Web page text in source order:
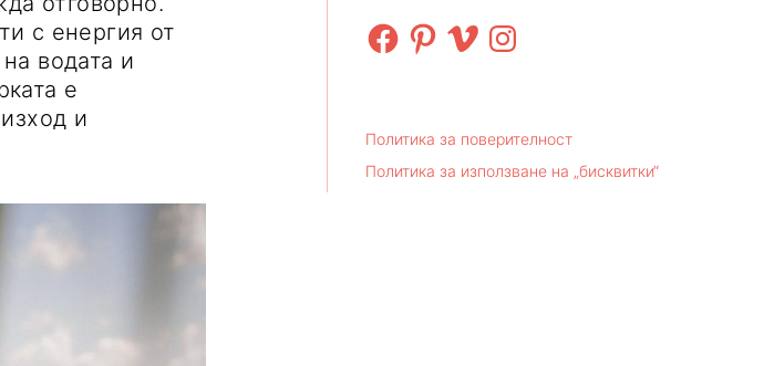
с енергия от
водата и
е
и
FacebookPinterest
Vimeo Instagram
Политика за поверителност
Политика за използване на „бисквитки“